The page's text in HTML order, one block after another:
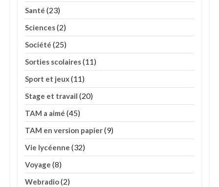
Santé (23)
Sciences(2)
Société (25)
Sorties scolaires(11)
Sport et jeux(11)
Stage et travail (20)
TAM a aimé (45)
TAM en version papier(9)
Vie lycéenne (32)
Voyage (8)
Webradio(2)